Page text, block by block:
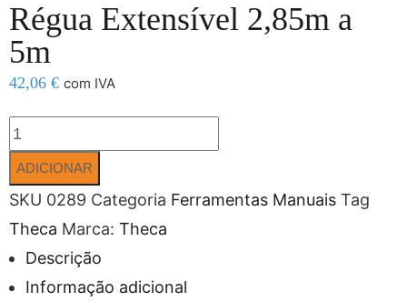
Régua Extensível 2,85m a
5m
42,06 € com IVA
ADICIONAR
SKU 0289 Categoria Ferramentas Manuais Tag
Theca Marca: Theca
Descrição
Informação adicional